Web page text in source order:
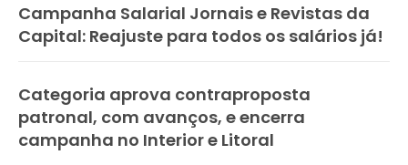
Campanha Salarial Jornais e Revistas da
Capital: Reajuste para todos os salários já!
Categoria aprova contraproposta
patronal, com avanços, e encerra
campanha no Interior e Litoral